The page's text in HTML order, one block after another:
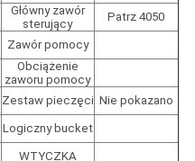
Główny zawór
sterujący
Patrz 4050
Zawór pomocy
Obciążenie
zaworu pomocy
Zestaw pieczęci Nie pokazano
Logiczny bucket
WTYCZKA